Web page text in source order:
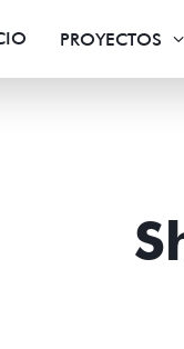
PROYECTOS